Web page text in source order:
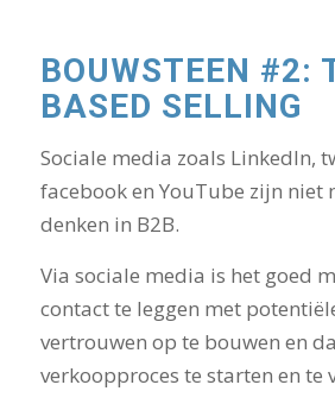
BOUWSTEEN #2:
BASED SELLING
Sociale media zoals LinkedIn,
facebook en YouTube zijn niet
denken in B2B.
Via sociale media is het goed
contact te leggen met
vertrouwen op te bouwen en
verkoopproces te starten en te